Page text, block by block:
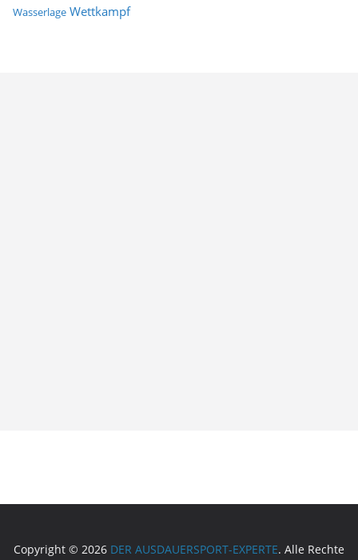
Wasserlage Wettkampf
Copyright © 2026 DER AUSDAUERSPORT-EXPERTE. Alle Rechte